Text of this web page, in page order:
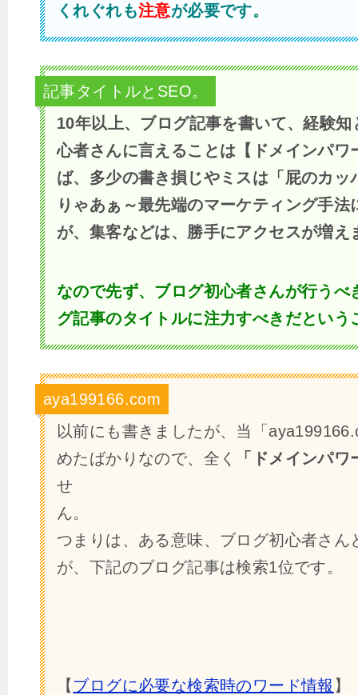
くれぐれも注意が必要です。
記事タイトルとSEO。
10年以上、ブログ記事を書いて、経験知
心者さんに言えることは【ドメインパワ
ば、多少の書き損じやミスは「屁のカ
りゃあぁ～最先端のマーケティング手法
が、集客などは、勝手にアクセスが増え
なので先ず、ブログ初心者さんが行う
グ記事のタイトルに注力すべきだという
aya199166.com
以前にも書きましたが、当「
めたばかりなので、全く
「ドメインパワ
せ
ん
つまりは、ある意味、ブログ初心者さん
が、下記のブログ記事は検索1位です。
【ブログに必要な検索時のワード情報 】